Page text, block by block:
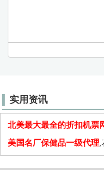
实用资讯
北美最大最全的折扣机票
美国名厂保健品一级代理,